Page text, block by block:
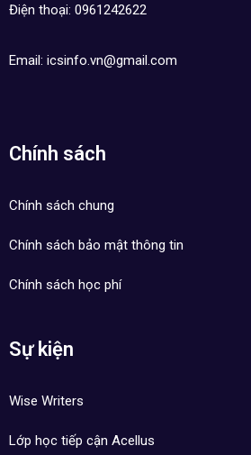
Điện thoại: 0961242622
Email: icsinfo.vn@gmail.com
Chính sách
Chính sách chung
Chính sách bảo mật thông tin
Chính sách học phí
Sự kiện
Wise Writers
Lớp học tiếp cận Acellus